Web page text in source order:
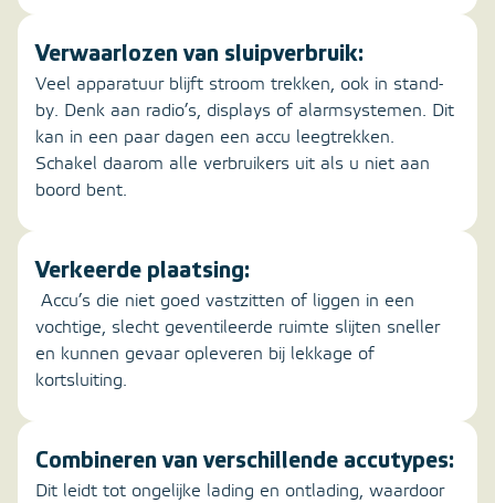
Verwaarlozen van sluipverbruik:
Veel apparatuur blijft stroom trekken, ook in stand-
by. Denk aan radio’s, displays of alarmsystemen. Dit
kan in een paar dagen een accu leegtrekken.
Schakel daarom alle verbruikers uit als u niet aan
boord bent.
Verkeerde plaatsing:
Accu’s die niet goed vastzitten of liggen in een
vochtige, slecht geventileerde ruimte slijten sneller
en kunnen gevaar opleveren bij lekkage of
kortsluiting.
Combineren van verschillende accutypes:
Dit leidt tot ongelijke lading en ontlading, waardoor